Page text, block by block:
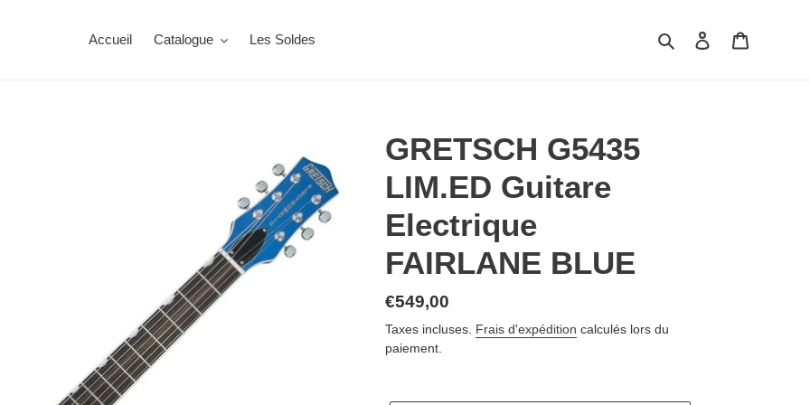
Accueil Catalogue Les Soldes RechercherSe connecter
GRETSCH G5435
LIM.ED Guitare
Electrique
FAIRLANE BLUE
Prix
normal
€549,00
Taxes incluses. Frais d'expédition calculés lors du
paiement.